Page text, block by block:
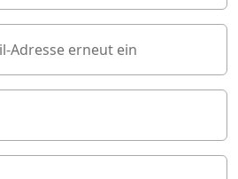
Adresse erneut ein